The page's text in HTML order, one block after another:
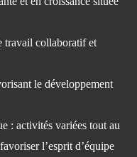
travail collaboratif et
le développement
: activités variées tout au
l’esprit d’équipe